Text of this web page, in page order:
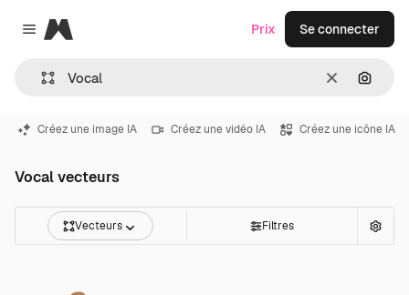
Close menu
Magnific
Effacer
Prix Se connecter
Créez une image IA Créez une vidéo IA Créez une icône IA
Vocal vecteurs
Vecteurs Filtres